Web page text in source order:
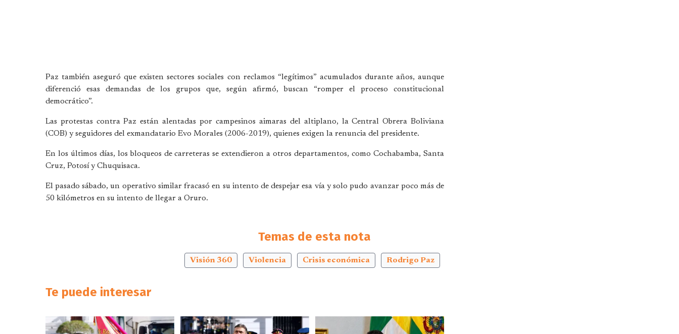
Paz también aseguró que existen sectores sociales con reclamos “legítimos” acumulados durante años, aunque
diferenció esas demandas de los grupos que, según afirmó, buscan “romper el proceso constitucional
democrático”.
Las protestas contra Paz están alentadas por campesinos aimaras del altiplano, la Central Obrera Boliviana
(COB) y seguidores del exmandatario Evo Morales (2006-2019), quienes exigen la renuncia del presidente.
En los últimos días, los bloqueos de carreteras se extendieron a otros departamentos, como Cochabamba, Santa
Cruz, Potosí y Chuquisaca.
El pasado sábado, un operativo similar fracasó en su intento de despejar esa vía y solo pudo avanzar poco más de
50 kilómetros en su intento de llegar a Oruro.
Temas de esta nota
Visión 360 Violencia Crisis económica Rodrigo Paz
Te puede interesar